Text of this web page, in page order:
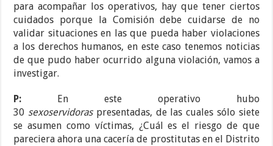
para acompañar los operativos, hay que tener ciertos
cuidados porque la Comisión debe cuidarse de no
validar situaciones en las que pueda haber violaciones
a los derechos humanos, en este caso tenemos noticias
de que pudo haber ocurrido alguna violación, vamos a
investigar.
P: En este operativo hubo
30 sexoservidoraspresentadas, de las cuales sólo siete
se asumen como víctimas, ¿Cuál es el riesgo de que
pareciera ahora una cacería de prostitutas en el Distrito